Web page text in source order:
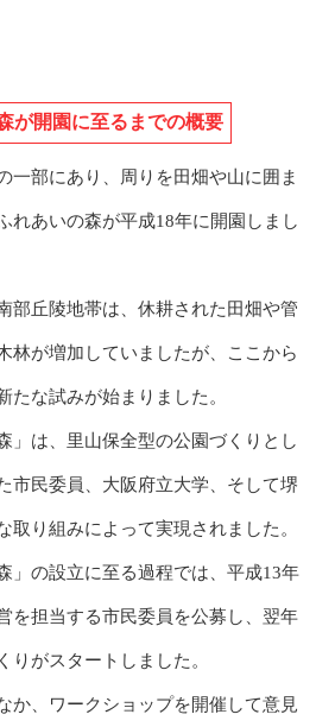
が開園に至るまでの概要
一部にあり、周りを田畑や山に囲ま
れあいの森が平成18年に開園しまし
部丘陵地帯は、休耕された田畑や管
林が増加していましたが、ここから
たな試みが始まりました。
」は、里山保全型の公園づくりとし
市民委員、大阪府立大学、そして堺
取り組みによって実現されました。
」の設立に至る過程では、平成13年
を担当する市民委員を公募し、翌年
りがスタートしました。
か、ワークショップを開催して意見